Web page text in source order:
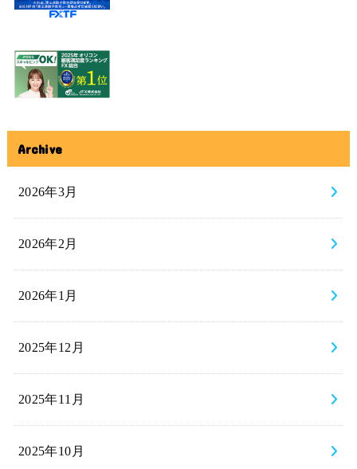
Archive
2026年3月
2026年2月
2026年1月
2025年12月
2025年11月
2025年10月